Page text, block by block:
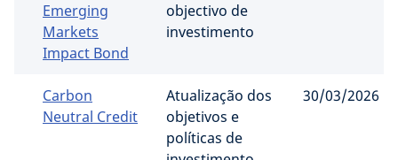
Emerging
Markets
Impact Bond
objectivo de
investimento
Carbon
Neutral Credit
Atualização dos
objetivos e
políticas de
30/03/2026